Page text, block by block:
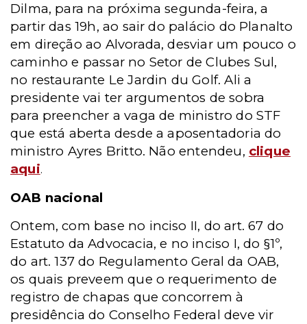
Dilma, para na próxima segunda-feira, a
partir das 19h, ao sair do palácio do Planalto
em direção ao Alvorada, desviar um pouco o
caminho e passar no Setor de Clubes Sul,
no restaurante Le Jardin du Golf. Ali a
presidente vai ter argumentos de sobra
para preencher a vaga de ministro do STF
que está aberta desde a aposentadoria do
ministro Ayres Britto. Não entendeu, clique
aqui.
OAB nacional
Ontem, com base no inciso II, do art. 67 do
Estatuto da Advocacia, e no inciso I, do §1º,
do art. 137 do Regulamento Geral da OAB,
os quais preveem que o requerimento de
registro de chapas que concorrem à
presidência do Conselho Federal deve vir